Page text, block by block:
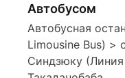
Автобусом
Автобусная
Limousine Bus) >
Синдзюку